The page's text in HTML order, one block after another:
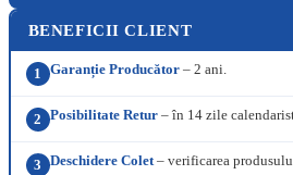
BENEFICII CLIENT
1 Garanție Producător– 2 ani.
2 Posibilitate Retur– în 14 zile
3 Deschidere Colet– verificarea